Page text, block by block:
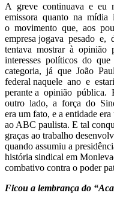
A greve continuava e eu
emissora quanto na mídia
o movimento que, aos
empresa jogava pesado e,
tentava mostrar à opinião
interesses políticos do
categoria, já que João
federal naquele ano e
perante a opinião pública.
outro lado, a força do
era um fato, e a entidade
ao ABC paulista. E tal
graças ao trabalho
quando assumiu a
história sindical em
combativo contra o poder
Ficou a lembrança do